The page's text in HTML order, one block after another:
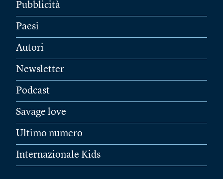
Pubblicità
Paesi
Autori
Newsletter
Podcast
Savage love
Ultimo numero
Internazionale Kids